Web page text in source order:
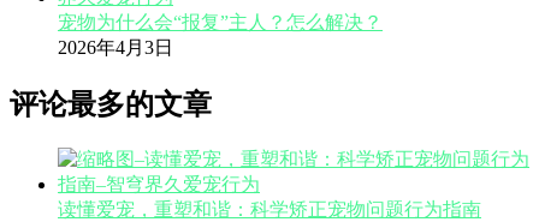
宠物为什么会“报复”主人？怎么解决？
2026年4月3日
评论最多的文章
读懂爱宠，重塑和谐：科学矫正宠物问题行为指南